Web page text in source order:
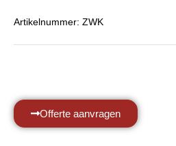
Artikelnummer: ZWK
Offerte aanvragen